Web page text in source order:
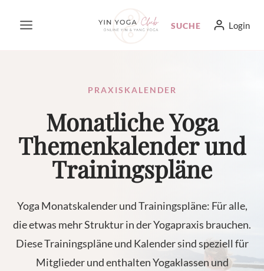
Inhalt
SUCHE Login
PRAXISKALENDER
Monatliche Yoga
Themenkalender und
Trainingspläne
Yoga Monatskalender und Trainingspläne: Für alle,
die etwas mehr Struktur in der Yogapraxis brauchen.
Diese Trainingspläne und Kalender sind speziell für
Mitglieder und enthalten Yogaklassen und